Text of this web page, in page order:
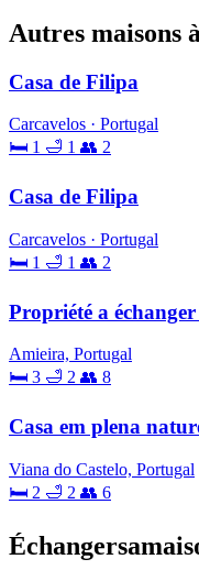
Autres maisons
Casa de Filipa
Carcavelos · Portugal
🛏 1 🛁 1 👥 2
Casa de Filipa
Carcavelos · Portugal
🛏 1 🛁 1 👥 2
Propriété a
Amieira, Portugal
🛏 3 🛁 2 👥 8
Casa em plena
Viana do Castelo, Portugal
🛏 2 🛁 2 👥 6